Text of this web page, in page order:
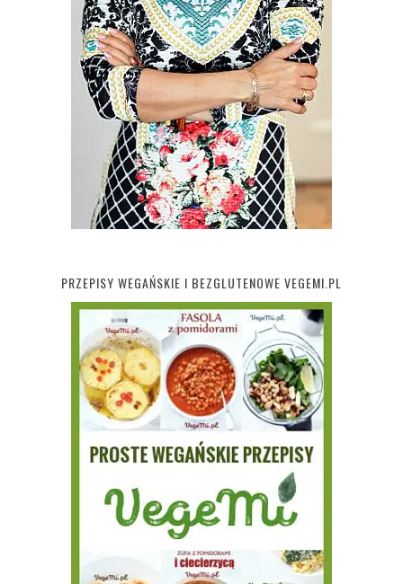
PRZEPISY WEGAŃSKIE I BEZGLUTENOWE VEGEMI.PL